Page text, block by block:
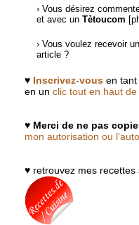
› Vous désirez
et avec un Tètoucom
› Vous voulez recevoir un
article ?
♥ Inscrivez-vous en
en un clic tout en haut
♥ Merci de ne pas
mon autorisation ou
♥ retrouvez mes recettes